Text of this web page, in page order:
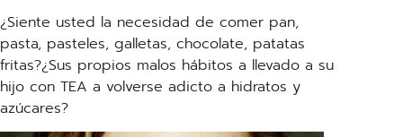
¿Siente usted la necesidad de comer pan,
pasta, pasteles, galletas, chocolate, patatas
fritas?¿Sus propios malos hábitos a llevado a su
hijo con TEA a volverse adicto a hidratos y
azúcares?